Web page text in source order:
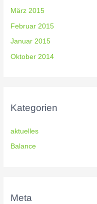
März 2015
Februar 2015
Januar 2015
Oktober 2014
Kategorien
aktuelles
Balance
Meta